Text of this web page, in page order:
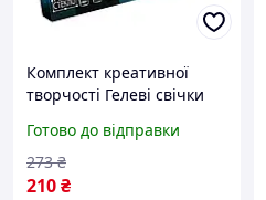
Комплект креативної
творчості Гелеві свічки
інтер'єру GS-02-01
Готово до відправки
210₴
273 ₴